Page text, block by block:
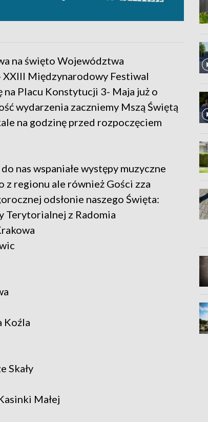
na święto Województwa
XXIII Międzynarodowy Festiwal
Placu Konstytucji 3- Maja już o
wydarzenia zaczniemy Mszą Świętą
na godzinę przed rozpoczęciem
nas wspaniałe występy muzyczne
regionu ale również Gości zza
odsłonie naszego Święta:
Terytorialnej z Radomia
Koźla
Skały
Małej